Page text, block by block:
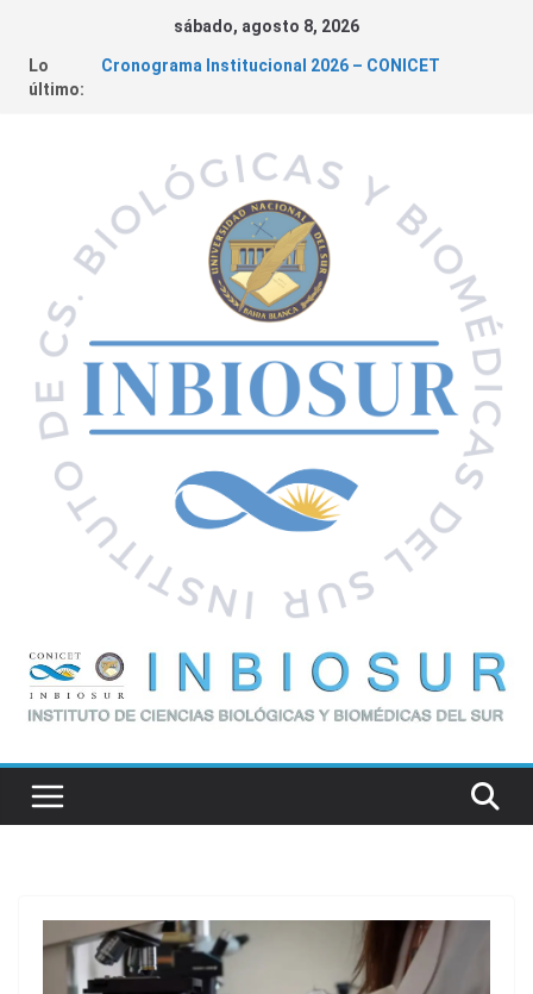
sábado, agosto 8, 2026
Lo
último:
Cronograma Institucional 2026 – CONICET
Proyectos
INBIOSUR y su aporte al desarrollo de políticas
públicas locales
Cáncer de Colon | Charla abierta a la comunidad